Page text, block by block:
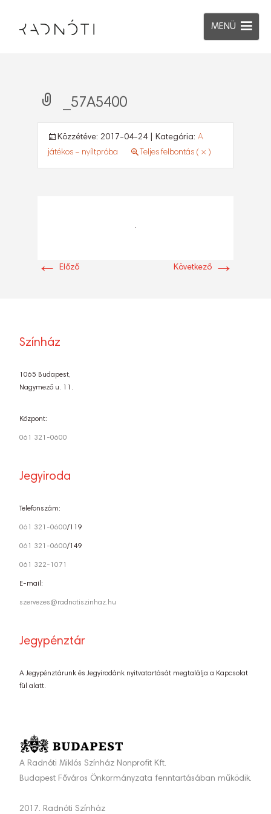
MENÜ
_57A5400
Közzétéve: 2017-04-24 | Kategória: A
játékos – nyíltpróba
Teljes felbontás ( × )
← Előző Következő →
Színház
1065 Budapest,
Nagymező u. 11.
Központ:
061 321-0600
Jegyiroda
Telefonszám:
061 321-0600/119
061 321-0600/149
061 322-1071
E-mail:
szervezes@radnotiszinhaz.hu
Jegypénztár
A Jegypénztárunk és Jegyirodánk nyitvatartását megtalálja a Kapcsolat
fül alatt.
A Radnóti Miklós Színház Nonprofit Kft.
Budapest Főváros Önkormányzata fenntartásában működik.
2017. Radnóti Színház